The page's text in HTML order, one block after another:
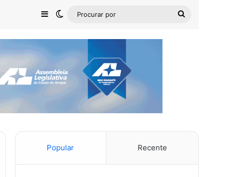
Barra Lateral
Switch skin
Procurar
Popular Recente